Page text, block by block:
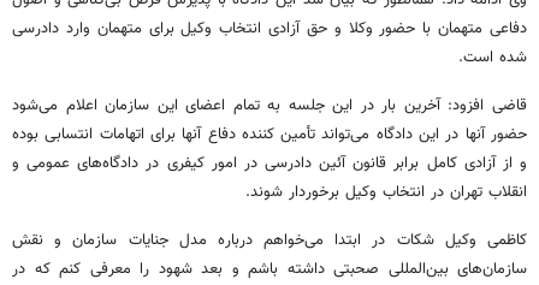
دفاعی متهمان با حضور وکلا و حق آزادی انتخاب وکیل برای متهمان وارد دادرسی
شده است.
قاضی افزود: آخرین بار در این جلسه به تمام اعضای این سازمان اعلام می‌شود
حضور آنها در این دادگاه می‌تواند تأمین کننده دفاع آنها برای اتهامات انتسابی بوده
و از آزادی کامل برابر قانون آئین دادرسی در امور کیفری در دادگاه‌های عمومی و
انقلاب تهران در انتخاب وکیل برخوردار شوند.
کاظمی وکیل شکات در ابتدا می‌خواهم درباره مدل جنایات سازمان و نقش
سازمان‌های بین‌المللی صحبتی داشته باشم و بعد شهود را معرفی کنم که در